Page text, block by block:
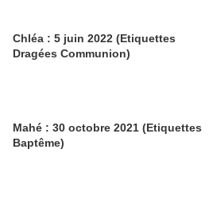
Chléa : 5 juin 2022 (Etiquettes
Dragées Communion)
Mahé : 30 octobre 2021 (Etiquettes
Baptême)